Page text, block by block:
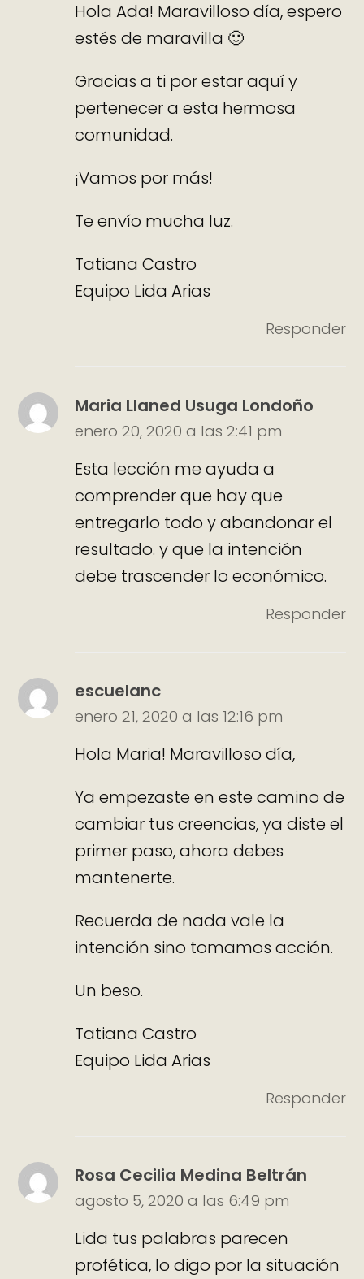
Hola Ada! Maravilloso día, espero
estés de maravilla 🙂
Gracias a ti por estar aquí y
pertenecer a esta hermosa
comunidad.
¡Vamos por más!
Te envío mucha luz.
Tatiana Castro
Equipo Lida Arias
Responder
Maria Llaned Usuga Londoño
enero 20, 2020 a las 2:41 pm
Esta lección me ayuda a
comprender que hay que
entregarlo todo y abandonar el
resultado. y que la intención
debe trascender lo económico.
Responder
escuelanc
enero 21, 2020 a las 12:16 pm
Hola Maria! Maravilloso día,
Ya empezaste en este camino de
cambiar tus creencias, ya diste el
primer paso, ahora debes
mantenerte.
Recuerda de nada vale la
intención sino tomamos acción.
Un beso.
Tatiana Castro
Equipo Lida Arias
Responder
Rosa Cecilia Medina Beltrán
agosto 5, 2020 a las 6:49 pm
Lida tus palabras parecen
profética, lo digo por la situación